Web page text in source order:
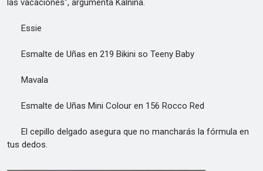
las vacaciones", argumenta Kalnina.
Essie
Esmalte de Uñas en 219 Bikini so Teeny Baby
Mavala
Esmalte de Uñas Mini Colour en 156 Rocco Red
El cepillo delgado asegura que no mancharás la fórmula en
tus dedos.